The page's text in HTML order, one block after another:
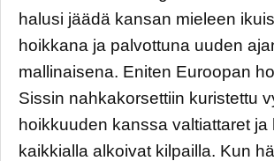
halusi jäädä kansan mieleen
hoikkana ja palvottuna uuden
mallinaisena. Eniten Euroopan
Sissin nahkakorsettiin kuristettu
hoikkuuden kanssa valtiattaret ja
kaikkialla alkoivat kilpailla. Kun